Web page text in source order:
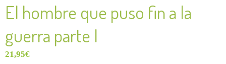
El hombre que puso fin a la
guerra parte I
21,95€